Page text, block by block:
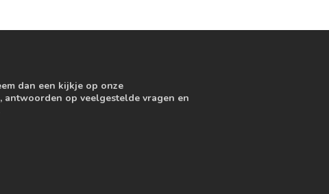
dan een kijkje op onze
op veelgestelde vragen en